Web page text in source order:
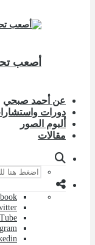
أصعب
عن أحمد صبحي
دورات
ألبوم الصور
مقالات